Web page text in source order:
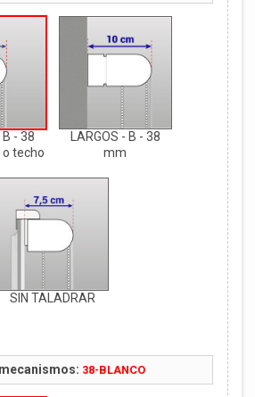
B - 38
techo
LARGOS - B - 38
mm
SIN TALADRAR
38-BLANCO